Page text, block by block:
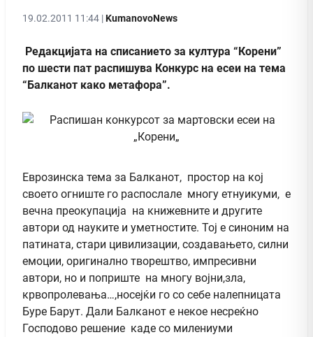
19.02.2011 11:44 |KumanovoNews
Редакцијата на списанието за култура “Корени”
по шести пат распишува Конкурс на есеи на тема
“Балканот како метафора”.
Еврозинска тема за Балканот, простор на кој
своето огниште го распослале многу етнуикуми, е
вечна преокупација на книжевните и другите
автори од науките и уметностите. Тој е синоним на
патината, стари цивилизации, создавањето, силни
емоции, оригинално творештво, импресивни
автори, но и поприште на многу војни,зла,
крвопролевања…,носејќи го со себе налепницата
Буре Барут. Дали Балканот е некое несреќно
Господово решение каде со милениуми